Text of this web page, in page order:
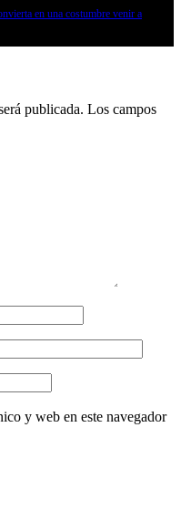
en una costumbre venir a
publicada. Los campos
y web en este navegador